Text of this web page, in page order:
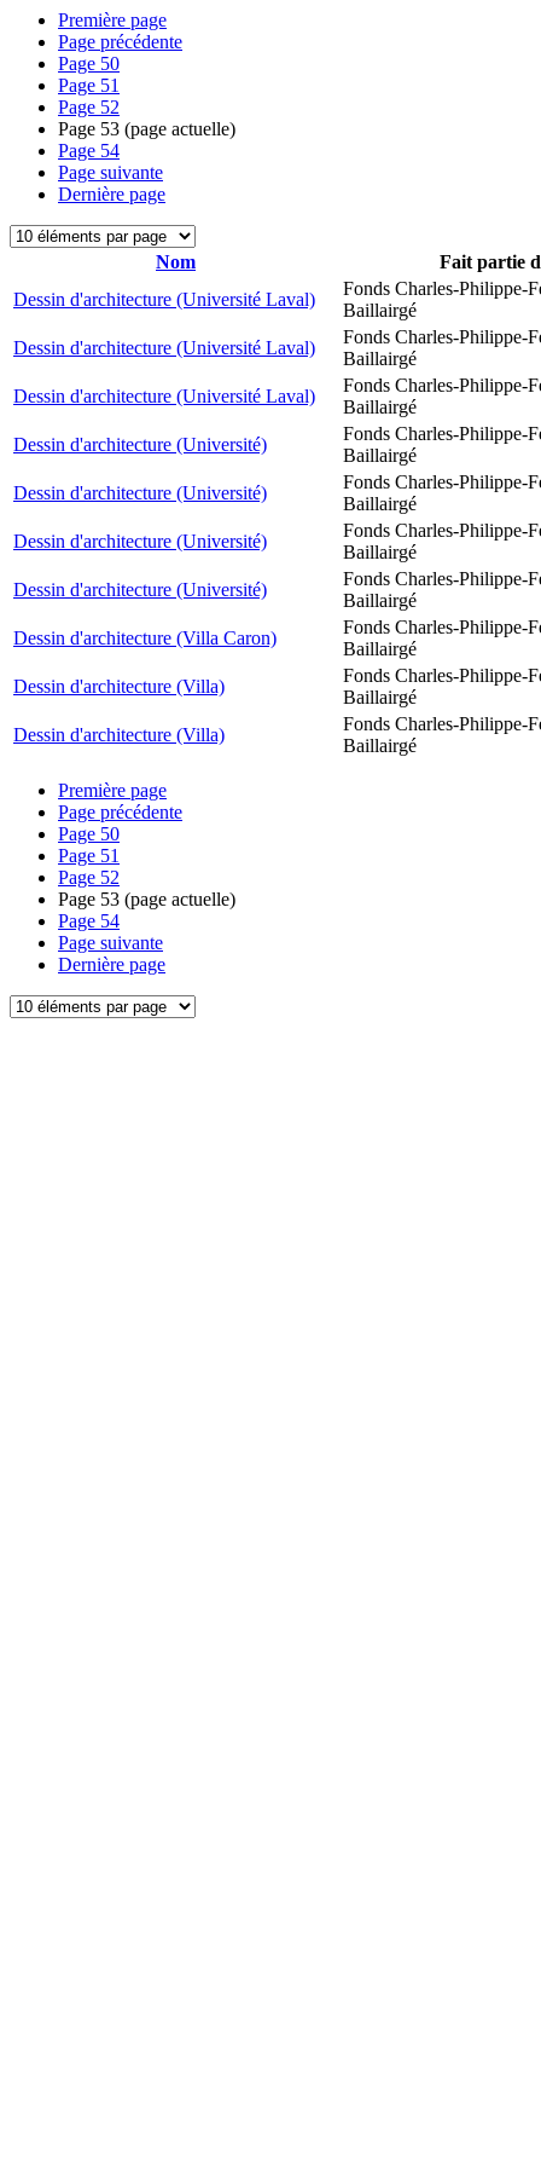
Première page
Page précédente
Page 50
Page 51
Page 52
Page 53 (page actuelle)
Page 54
Page suivante
Dernière page
Nom
Fait partie
Dessin d'architecture (Université Laval)
Fonds Charles-Philippe-
Baillairgé
Dessin d'architecture (Université Laval)
Fonds Charles-Philippe-
Baillairgé
Dessin d'architecture (Université Laval)
Fonds Charles-Philippe-
Baillairgé
Dessin d'architecture (Université)
Fonds Charles-Philippe-
Baillairgé
Dessin d'architecture (Université)
Fonds Charles-Philippe-
Baillairgé
Dessin d'architecture (Université)
Fonds Charles-Philippe-
Baillairgé
Dessin d'architecture (Université)
Fonds Charles-Philippe-
Baillairgé
Dessin d'architecture (Villa Caron)
Fonds Charles-Philippe-
Baillairgé
Dessin d'architecture (Villa)
Fonds Charles-Philippe-
Baillairgé
Dessin d'architecture (Villa)
Fonds Charles-Philippe-
Baillairgé
Première page
Page précédente
Page 50
Page 51
Page 52
Page 53 (page actuelle)
Page 54
Page suivante
Dernière page